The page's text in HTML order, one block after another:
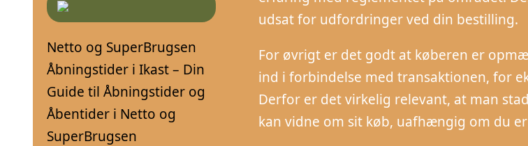
udsat for udfordringer ved din bestilling.
For øvrigt er det godt at køberen er
ind i forbindelse med transaktionen, for
Derfor er det virkelig relevant, at man
kan vidne om sit køb, uafhængig om du
Netto og SuperBrugsen
Åbningstider i Ikast – Din
Guide til Åbningstider og
Åbentider i Netto og
SuperBrugsen